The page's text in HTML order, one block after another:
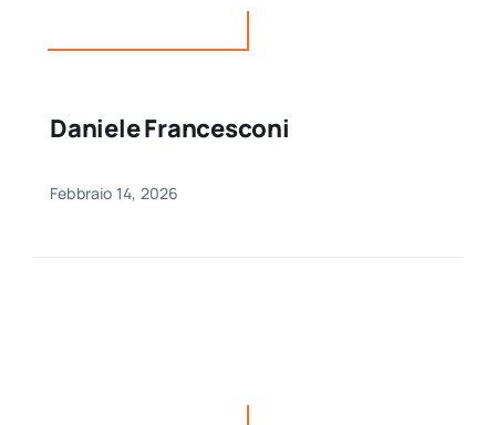
Daniele Francesconi
Febbraio 14, 2026